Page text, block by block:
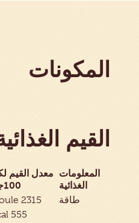
المكونات
القيم الغذائية
المعلومات
الغذائية
معدل القيم لكل
100جم
طاقة Kjoule 2315
Kcal 555